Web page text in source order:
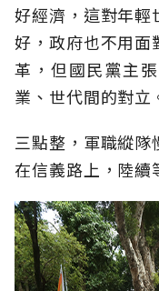
好經濟，這對年輕
好，政府也不用面
革，但國民黨主
業、世代間的對立
三點整，軍職縱
在信義路上，陸續